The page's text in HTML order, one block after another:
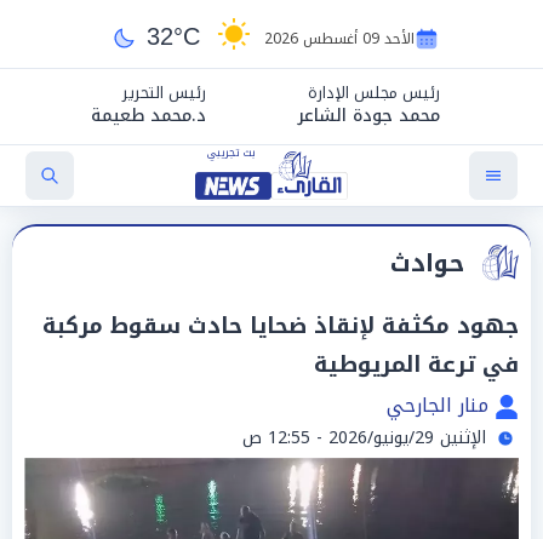
الأحد 09 أغسطس 2026 32°C
رئيس مجلس الإدارة
محمد جودة الشاعر
رئيس التحرير
د.محمد طعيمة
حوادث
جهود مكثفة لإنقاذ ضحايا حادث سقوط مركبة
في ترعة المريوطية
منار الجارحي
الإثنين 29/يونيو/2026 - 12:55 ص